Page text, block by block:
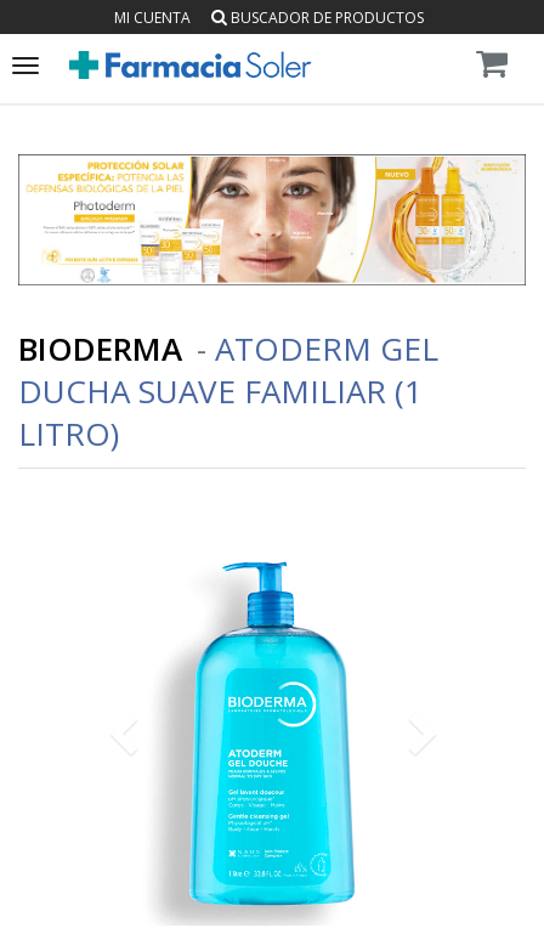
MI CUENTA BUSCADOR DE PRODUCTOS
Toggle
BIODERMA - ATODERM GEL
DUCHA SUAVE FAMILIAR (1
LITRO)